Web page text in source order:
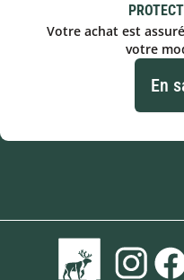
Votre achat est
votre
En